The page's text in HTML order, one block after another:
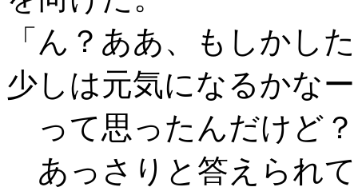
「ん？ああ、もしかし
少しは元気になるかな
って思ったんだけど
あっさりと答えられ